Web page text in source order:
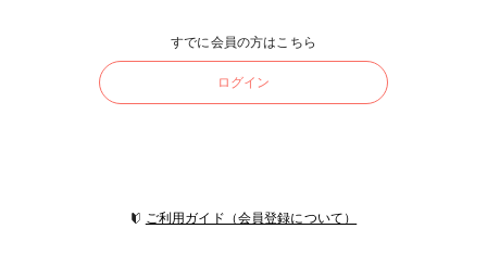
すでに会員の方はこちら
ログイン
ご利用ガイド（会員登録について）